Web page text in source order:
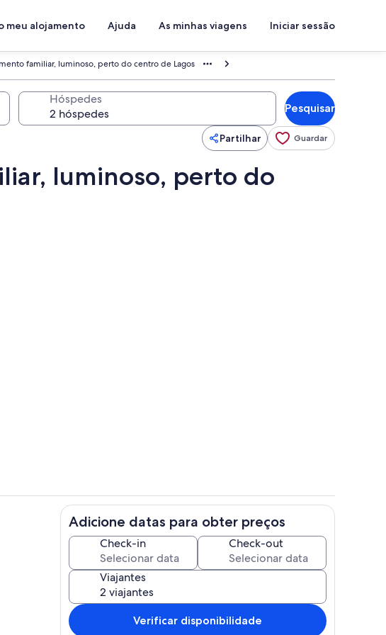
meu alojamento Ajuda As minhas viagens Iniciar sessão
familiar, luminoso, perto do centro de Lagos
Hóspedes
Pesquisar
Partilhar Guardar
luminoso, perto do
Cozinha privada
Adicione datas para obter preços
Check-in Check-out
Viajantes
Verificar disponibilidade